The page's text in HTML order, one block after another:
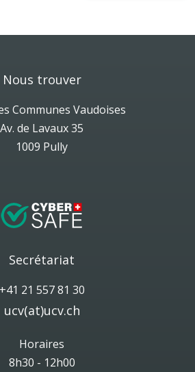
Nous trouver
Communes Vaudoises
Av. de Lavaux 35
1009 Pully
Secrétariat
+41 21 557 81 30
ucv(at)ucv.ch
Horaires
8h30 - 12h00